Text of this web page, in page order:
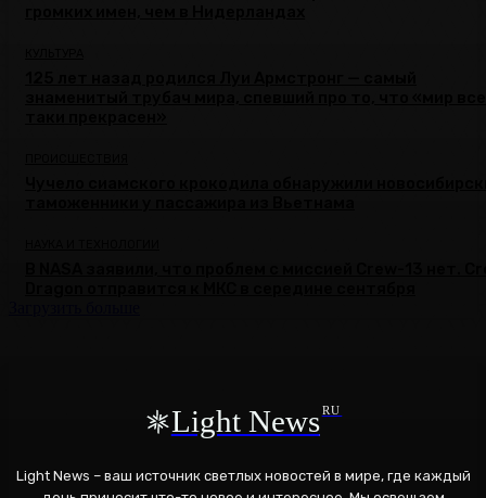
Light NewsRU
Light News – ваш источник светлых новостей в мире, где каждый